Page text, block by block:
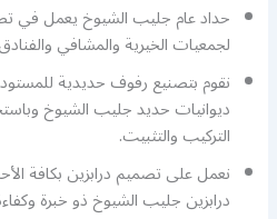
حداد عام جليب الشيوخ يعمل في
لجمعيات الخيرية والمشافي
نقوم بتصنيع رفوف حديدية
ديوانيات حديد جليب الشيوخ
التركيب والتثبيت.
نعمل على تصميم درابزين بكافة
درابزين جليب الشيوخ ذو خبرة